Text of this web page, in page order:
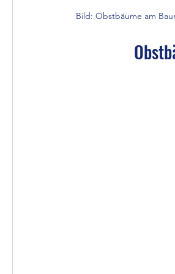
Bild: Obstbäume am